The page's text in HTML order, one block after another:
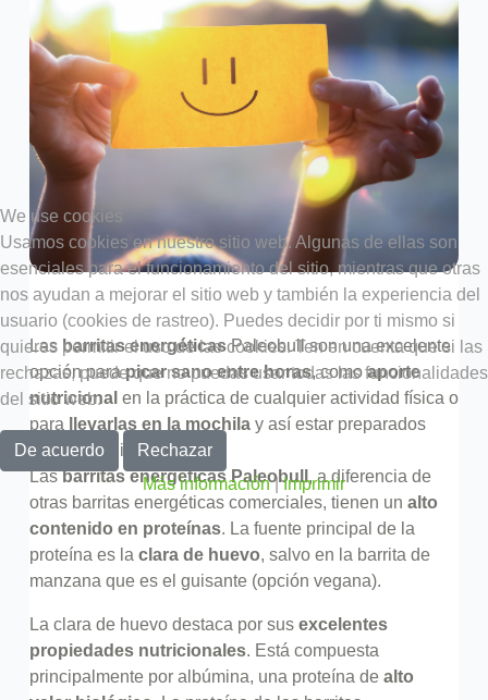
Las barritas energéticasPaleobull son una excelente
opción parapicar sano entre horas, comoaporte
nutricional en la práctica de cualquier actividad física o
para
llevarlas en la mochila y así estar preparados
ante cualquier imprevisto.
Lasbarritas energéticas Paleobull, a diferencia de
otras barritas energéticas comerciales, tienen un alto
contenido en proteínas. La fuente principal de la
proteína es la clara de huevo, salvo en la barrita de
manzana que es el guisante (opción vegana).
La clara de huevo destaca por sus excelentes
propiedades nutricionales. Está compuesta
principalmente por albúmina, una proteína de alto
We use cookies
Usamos cookies en nuestro sitio web. Algunas de ellas son
esenciales para el funcionamiento del sitio, mientras que otras
nos ayudan a mejorar el sitio web y también la experiencia del
usuario (cookies de rastreo). Puedes decidir por ti mismo si
quieres permitir el uso de las cookies. Ten en cuenta que si las
rechazas, puede que no puedas usar todas las funcionalidades
del sitio web.
De acuerdo
Rechazar
Más información|Imprimir